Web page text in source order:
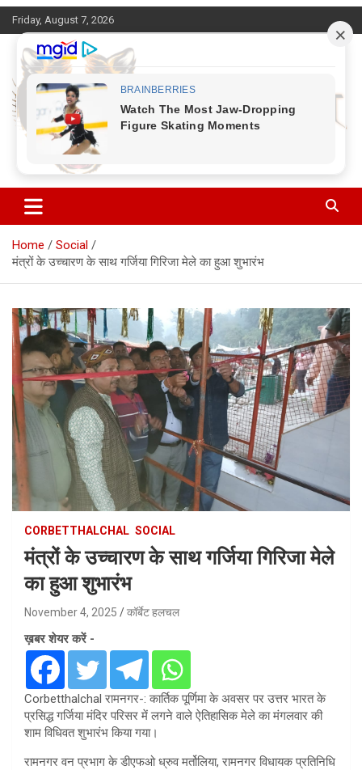
Skip
to
content
Friday, August 7, 2026
Corbett Halchal (कॉर्बेट हलचल)
Home
Social
मंत्रों के उच्चारण के साथ गर्जिया गिरिजा मेले का हुआ शुभारंभ
CORBETTHALCHAL SOCIAL
मंत्रों के उच्चारण के साथ गर्जिया गिरिजा मेले
का हुआ शुभारंभ
November 4, 2025 कॉर्बेट हलचल
ख़बर शेयर करें -
Corbetthalchal रामनगर-: कार्तिक पूर्णिमा के अवसर पर उत्तर भारत के
प्रसिद्ध गर्जिया मंदिर परिसर में लगने वाले ऐतिहासिक मेले का मंगलवार की
शाम विधिवत शुभारंभ किया गया।
रामनगर वन प्रभाग के डीएफओ ध्रुव मर्तोलिया, रामनगर विधायक प्रतिनिधि